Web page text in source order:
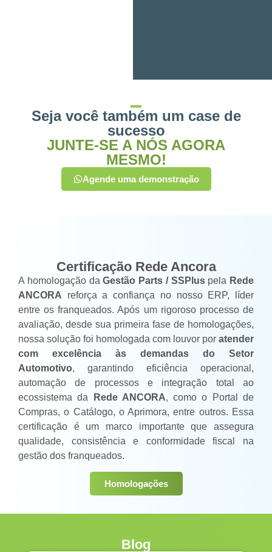
Seja você também um case de
sucesso
JUNTE-SE A NÓS AGORA
MESMO!
Agende uma demonstração
Certificação Rede Ancora
A homologação daGestão Parts / SSPluspela Rede
ANCORA reforça a confiança no nosso ERP, líder
entre os franqueados. Após um rigoroso processo de
avaliação, desde sua primeira fase de homologações,
nossa solução foi homologada com louvor por atender
com excelência às demandas do Setor
Automotivo, garantindo eficiência operacional,
automação de processos e integração total ao
ecossistema da
Rede ANCORA, como o Portal de
Compras, o Catálogo, o Aprimora, entre outros. Essa
certificação é um marco importante que assegura
qualidade, consistência e conformidade fiscal na
gestão dos franqueados.
Homologações
Blog